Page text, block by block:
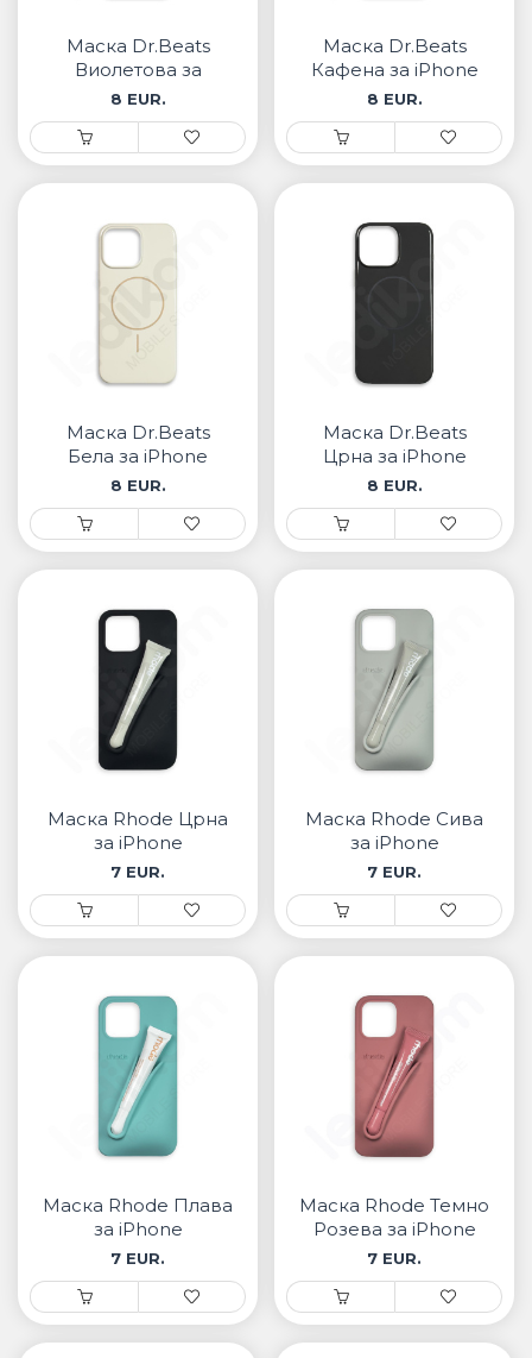
Маска Dr.Beats
Виолетова за
iPhone
8 EUR.
Маска Dr.Beats
Кафена за iPhone
8 EUR.
Маска Dr.Beats
Бела за iPhone
8 EUR.
Маска Dr.Beats
Црна за iPhone
8 EUR.
Маска Rhode Црна
за iPhone
7 EUR.
Маска Rhode Сива
за iPhone
7 EUR.
Маска Rhode Плава
за iPhone
7 EUR.
Маска Rhode Темно
Розева за iPhone
7 EUR.